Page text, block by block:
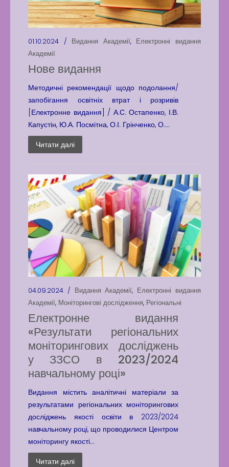
01.10.2024 / Видання Академії, Електронні видання
Академії
Нове видання
Методичні рекомендації щодо подолання/
запобігання освітніх втрат і розривів
[Електронне видання] / А.С. Остапенко, І.В.
Капустін, Ю.А. Посмітна, О.І. Грінченко, О....
Читати далі
04.09.2024 / Видання Академії, Електронні видання
Академії, Моніторингові дослідження, Регіональні
Електронне видання
«Результати регіональних
моніторингових досліджень
у ЗЗСО в 2023/2024
навчальному році»
Видання містить аналітичні матеріали за
результатами регіональних моніторингових
досліджень якості освіти в 2023/2024
навчальному році, що проводилися Центром
моніторингу якості...
Читати далі